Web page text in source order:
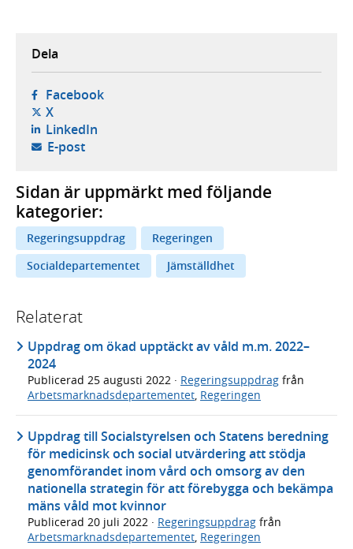
Dela
Facebook- öppnas i ny flik, extern webbplats,
X- öppnas i ny flik, extern webbplats,
LinkedIn- öppnas i ny flik, extern webbplats,
E-post- öppnar din e-postklient,
Sidan är uppmärkt med följande
kategorier:
Regeringsuppdrag
Regeringen
Socialdepartementet
Jämställdhet
Relaterat
Uppdrag om ökad upptäckt av våld m.m. 2022–
2024
Publicerad 25 augusti 2022 · Regeringsuppdrag från
Arbetsmarknadsdepartementet, Regeringen
Uppdrag till Socialstyrelsen och Statens beredning
för medicinsk och social utvärdering att stödja
genomförandet inom vård och omsorg av den
nationella strategin för att förebygga och bekämpa
mäns våld mot kvinnor
Publicerad 20 juli 2022 · Regeringsuppdrag från
Arbetsmarknadsdepartementet, Regeringen